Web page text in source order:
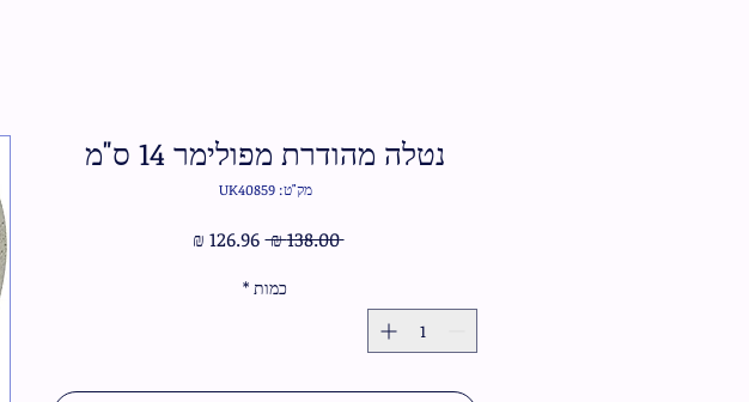
נטלה מהודרת מפולימר 14 ס"מ
מק"ט: UK40859
‏138.00 ‏₪
מחיר
‏126.96 ‏₪
כמות *